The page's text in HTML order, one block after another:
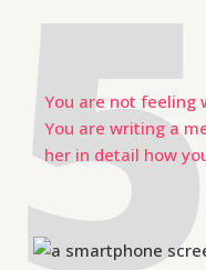
You are not feeling
You are writing a
her in detail how